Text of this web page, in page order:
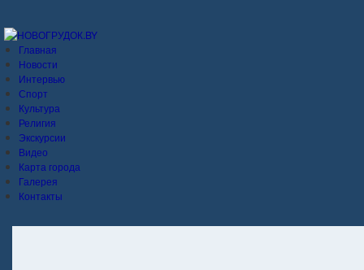
Главная
Новости
Интервью
Спорт
Культура
Религия
Экскурсии
Видео
Карта города
Галерея
Контакты